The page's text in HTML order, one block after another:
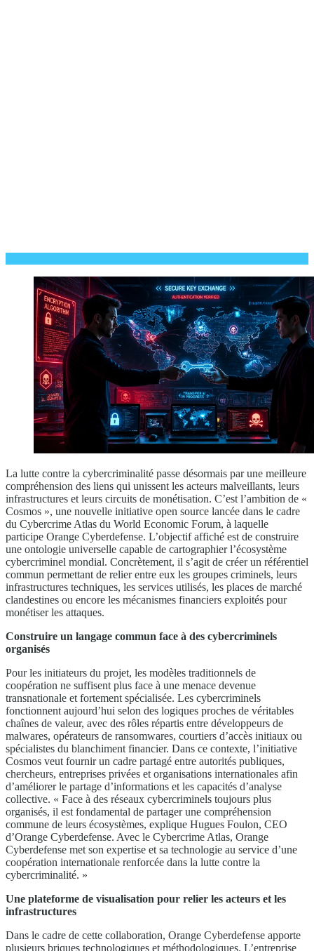
La lutte contre la cybercriminalité passe désormais par une meilleure
compréhension des liens qui unissent les acteurs malveillants, leurs
infrastructures et leurs circuits de monétisation. C’est l’ambition de «
Cosmos », une nouvelle initiative open source lancée dans le cadre
du Cybercrime Atlas du World Economic Forum, à laquelle
participe Orange Cyberdefense. L’objectif affiché est de construire
une ontologie universelle capable de cartographier l’écosystème
cybercriminel mondial. Concrètement, il s’agit de créer un référentiel
commun permettant de relier entre eux les groupes criminels, leurs
infrastructures techniques, les services utilisés, les places de marché
clandestines ou encore les mécanismes financiers exploités pour
monétiser les attaques.
Construire un langage commun face à des cybercriminels
organisés
Pour les initiateurs du projet, les modèles traditionnels de
coopération ne suffisent plus face à une menace devenue
transnationale et fortement spécialisée. Les cybercriminels
fonctionnent aujourd’hui selon des logiques proches de véritables
chaînes de valeur, avec des rôles répartis entre développeurs de
malwares, opérateurs de ransomwares, courtiers d’accès initiaux ou
spécialistes du blanchiment financier. Dans ce contexte, l’initiative
Cosmos veut fournir un cadre partagé entre autorités publiques,
chercheurs, entreprises privées et organisations internationales afin
d’améliorer le partage d’informations et les capacités d’analyse
collective. « Face à des réseaux cybercriminels toujours plus
organisés, il est fondamental de partager une compréhension
commune de leurs écosystèmes, explique Hugues Foulon, CEO
d’Orange Cyberdefense. Avec le Cybercrime Atlas, Orange
Cyberdefense met son expertise et sa technologie au service d’une
coopération internationale renforcée dans la lutte contre la
cybercriminalité. »
Une plateforme de visualisation pour relier les acteurs et les
infrastructures
Dans le cadre de cette collaboration, Orange Cyberdefense apporte
plusieurs briques technologiques et méthodologiques. L’entreprise